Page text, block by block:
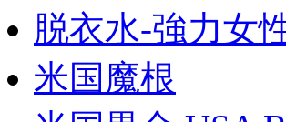
脱衣水-強力女
米国魔根